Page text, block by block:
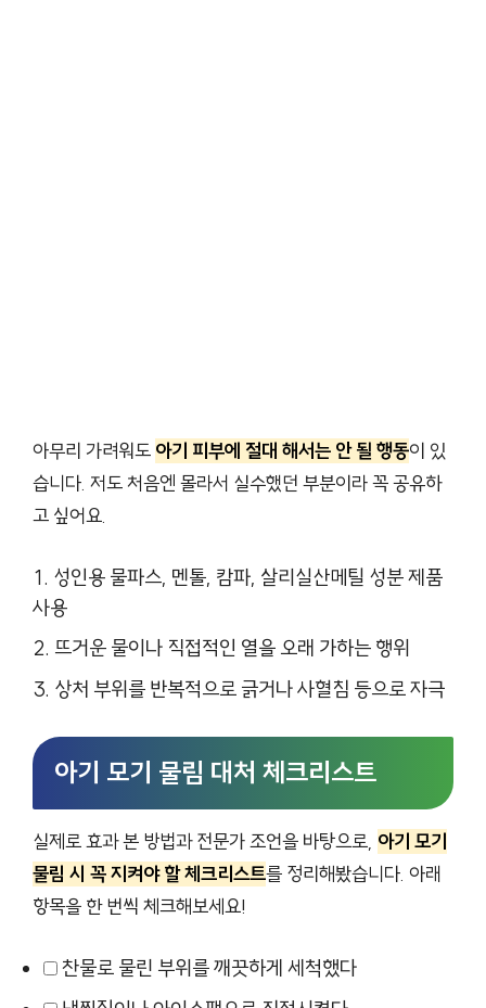
아무리 가려워도 아기 피부에 절대 해서는 안 될 행동이 있
습니다. 저도 처음엔 몰라서 실수했던 부분이라 꼭 공유하
고 싶어요.
성인용 물파스, 멘톨, 캄파, 살리실산메틸 성분 제품
사용
뜨거운 물이나 직접적인 열을 오래 가하는 행위
상처 부위를 반복적으로 긁거나 사혈침 등으로 자극
아기 모기 물림 대처 체크리스트
실제로 효과 본 방법과 전문가 조언을 바탕으로, 아기 모기
물림 시 꼭 지켜야 할 체크리스트를 정리해봤습니다. 아래
항목을 한 번씩 체크해보세요!
찬물로 물린 부위를 깨끗하게 세척했다